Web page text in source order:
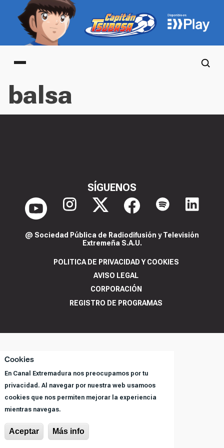
Cookies
En Canal Extremadura nos preocupamos por tu
privacidad. Al navegar por nuestra web usamoos
cookies que nos permiten mejorar la experiencia
mientras navegas.
Aceptar Más info
Main menu
balsa
SÍGUENOS
@ Sociedad Pública de Radiodifusión y Televisión
Extremeña S.A.U.
POLITICA DE PRIVACIDAD Y COOKIES
AVISO LEGAL
CORPORACIÓN
REGISTRO DE PROGRAMAS